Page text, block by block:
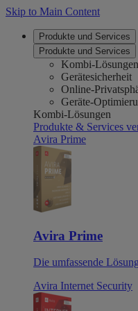
Skip to Main Content
Produkte und Services
Produkte und Services
Kombi-Lösungen
Gerätesicherheit
Online-
Geräte-
Kombi-Lösungen
Produkte & Services
Avira Prime
Avira Prime
Die umfassende
Avira Internet Security